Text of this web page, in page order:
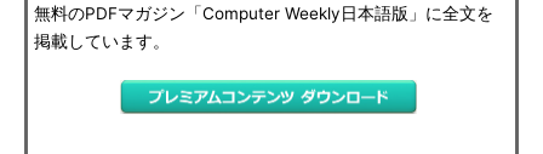
無料のPDFマガジン「Computer Weekly日本語版」に全文を
掲載しています。